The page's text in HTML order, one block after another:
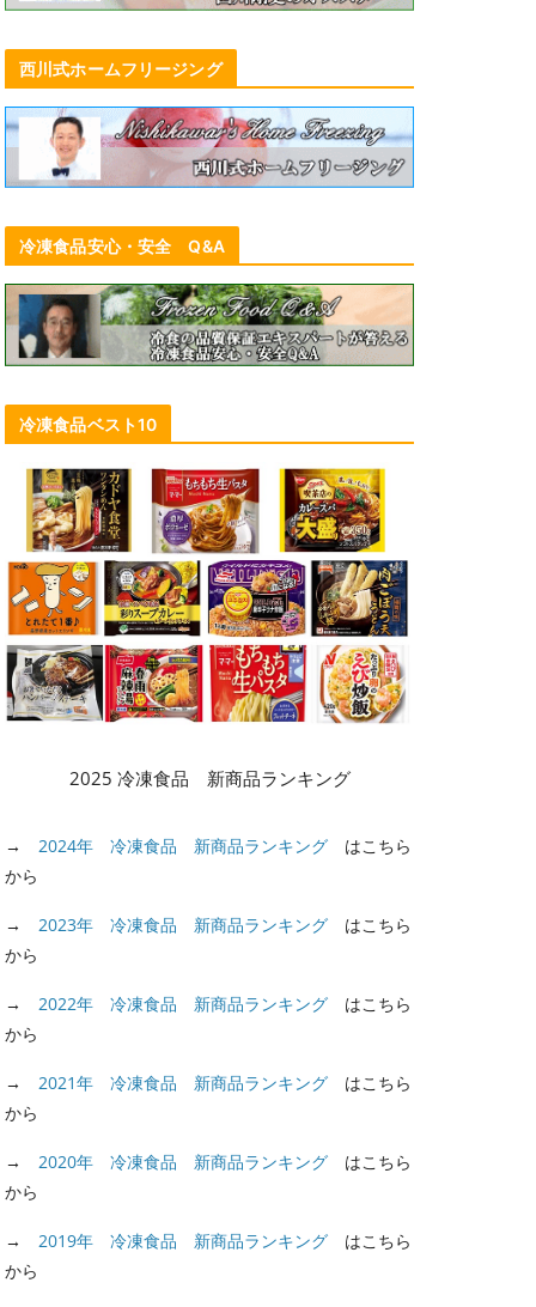
ニチレイフーズ、「今川焼」規格外
品をアップサイクル→除菌ウェット
ティッシュに
2023年4月17日
西川式ホームフリージング
冷凍食品安心・安全 Q&A
冷凍食品ベスト10
2025 冷凍食品 新商品ランキング
→ 2024年 冷凍食品 新商品ランキング はこちら
から
→ 2023年 冷凍食品 新商品ランキング はこちら
から
→ 2022年 冷凍食品 新商品ランキング はこちら
から
→ 2021年 冷凍食品 新商品ランキング はこちら
から
→ 2020年 冷凍食品 新商品ランキング はこちら
から
→ 2019年 冷凍食品 新商品ランキング はこちら
から